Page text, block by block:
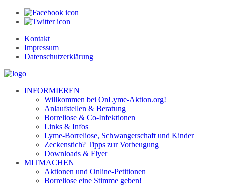
Kontakt
Impressum
Datenschutzerklärung
INFORMIEREN
Willkommen bei OnLyme-Aktion.org!
Anlaufstellen & Beratung
Borreliose & Co-Infektionen
Links & Infos
Lyme-Borreliose, Schwangerschaft und Kinder
Zeckenstich? Tipps zur Vorbeugung
Downloads & Flyer
MITMACHEN
Aktionen und Online-Petitionen
Borreliose eine Stimme geben!